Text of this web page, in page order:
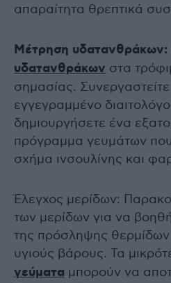
απαραίτητα θρεπτικά
Μέτρηση υδατανθράκων:
υδατανθράκων στα
σημασίας.
εγγεγραμμένο
δημιουργήσετε ένα
πρόγραμμα γευμάτων που
σχήμα ινσουλίνης και
Έλεγχος μερίδων:
των μερίδων για να
της πρόσληψης θερμίδων
υγιούς βάρους. Τα
γεύματα μπορούν να